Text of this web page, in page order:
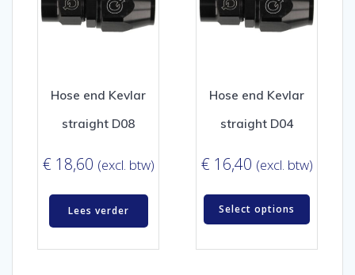
Hose end Kevlar
straight D08
€ 18,60 (excl. btw)
Lees verder
Hose end Kevlar
straight D04
€ 16,40 (excl. btw)
Select options